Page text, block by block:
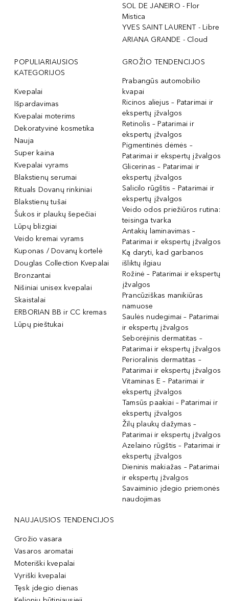
SOL DE JANEIRO - Flor
Mistica
YVES SAINT LAURENT - Libre
ARIANA GRANDE - Cloud
POPULIARIAUSIOS
KATEGORIJOS
Kvepalai
Išpardavimas
Kvepalai moterims
Dekoratyvinė kosmetika
Nauja
Super kaina
Kvepalai vyrams
Blakstienų serumai
Rituals Dovanų rinkiniai
Blakstienų tušai
Šukos ir plaukų šepečiai
Lūpų blizgiai
Veido kremai vyrams
Kuponas / Dovanų kortelė
Douglas Collection Kvepalai
Bronzantai
Nišiniai unisex kvepalai
Skaistalai
ERBORIAN BB ir CC kremas
Lūpų pieštukai
GROŽIO TENDENCIJOS
Prabangūs automobilio
kvapai
Ricinos aliejus – Patarimai ir
ekspertų įžvalgos
Retinolis – Patarimai ir
ekspertų įžvalgos
Pigmentinės dėmės –
Patarimai ir ekspertų įžvalgos
Glicerinas – Patarimai ir
ekspertų įžvalgos
Salicilo rūgštis – Patarimai ir
ekspertų įžvalgos
Veido odos priežiūros rutina:
teisinga tvarka
Antakių laminavimas –
Patarimai ir ekspertų įžvalgos
Ką daryti, kad garbanos
išliktų ilgiau
Rožinė – Patarimai ir ekspertų
įžvalgos
Prancūziškas manikiūras
namuose
Saulės nudegimai – Patarimai
ir ekspertų įžvalgos
Seborėjinis dermatitas –
Patarimai ir ekspertų įžvalgos
Perioralinis dermatitas –
Patarimai ir ekspertų įžvalgos
Vitaminas E – Patarimai ir
ekspertų įžvalgos
Tamsūs paakiai – Patarimai ir
ekspertų įžvalgos
Žilų plaukų dažymas –
Patarimai ir ekspertų įžvalgos
Azelaino rūgštis – Patarimai ir
ekspertų įžvalgos
Dieninis makiažas – Patarimai
ir ekspertų įžvalgos
Savaiminio įdegio priemonės
naudojimas
NAUJAUSIOS TENDENCIJOS
Grožio vasara
Vasaros aromatai
Moteriški kvepalai
Vyriški kvepalai
Tęsk įdegio dienas